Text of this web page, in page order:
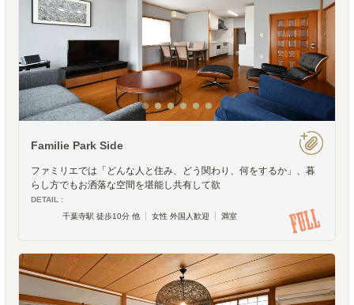
Familie Park Side
ファミリエでは「どんな人と住み、どう関わり、何をするか」、暮
らし方でもお洒落な空間を堪能し共有して欲
DETAIL :
千葉寺駅 徒歩10分 他
女性 外国人歓迎 満室